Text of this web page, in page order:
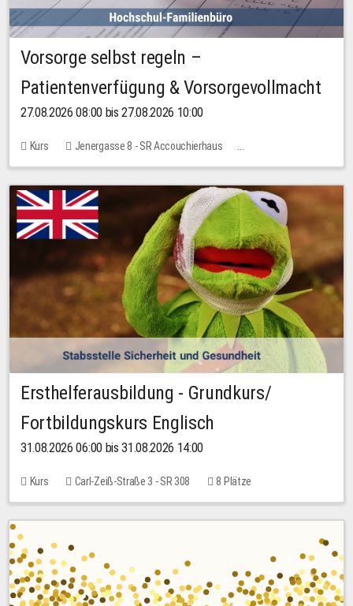
Vorsorge selbst regeln –
Patientenverfügung & Vorsorgevollmacht
27.08.2026 08:00 bis 27.08.2026 10:00
Kurs
Jenergasse 8 - SR Accouchierhaus
Keine freien Plätze
Ersthelferausbildung - Grundkurs/
Fortbildungskurs Englisch
31.08.2026 06:00 bis 31.08.2026 14:00
Kurs Carl-Zeiß-Straße 3 - SR 308 8 Plätze